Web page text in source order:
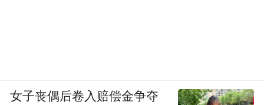
女子丧偶后卷入赔偿金争夺